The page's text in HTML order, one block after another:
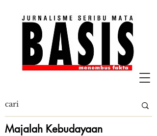
Majalah Kebudayaan